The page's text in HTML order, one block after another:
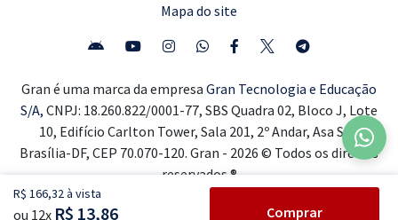
R$ 166,32 à vista
ou 12x R$ 13,86 Comprar
Mapa do site
Gran é uma marca da empresa Gran Tecnologia e Educação
S/A, CNPJ: 18.260.822/0001-77, SBS Quadra 02, Bloco J, Lote
10, Edifício Carlton Tower, Sala 201, 2º Andar, Asa Sul,
Brasília-DF, CEP 70.070-120. Gran - 2026 © Todos os direitos
reservados ®